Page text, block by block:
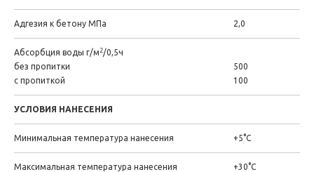
Адгезия к бетону МПа 2,0
Абсорбция воды г/м 2/0,5ч
без пропитки
с пропиткой
500
100
УСЛОВИЯ НАНЕСЕНИЯ
Минимальная температура нанесения +5°C
Максимальная температура нанесения +30°С